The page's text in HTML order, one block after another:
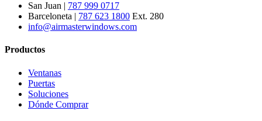
San Juan | 787 999 0717
Barceloneta | 787 623 1800 Ext. 280
info@airmasterwindows.com
Productos
Ventanas
Puertas
Soluciones
Dónde Comprar